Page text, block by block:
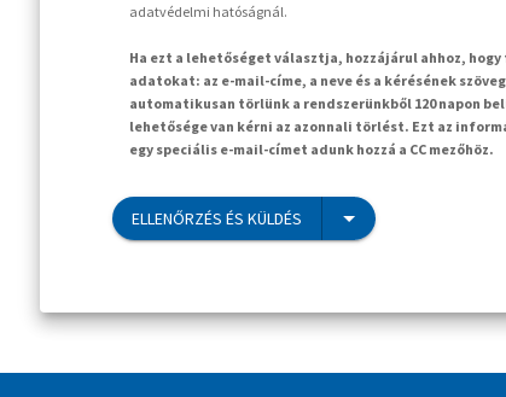
adatvédelmi hatóságnál.
Ha ezt a lehetőséget választja, hozzájárul ahhoz,
adatokat: az e-mail-címe, a neve és a kérésének
automatikusan törlünk a rendszerünkből 120 napon
lehetősége van kérni az azonnali törlést. Ezt az
egy speciális e-mail-címet adunk hozzá a CC mezőhöz.
ELLENŐRZÉS ÉS KÜLDÉS